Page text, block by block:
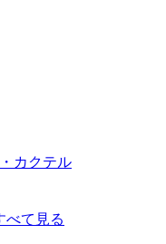
カクテル
べて見る